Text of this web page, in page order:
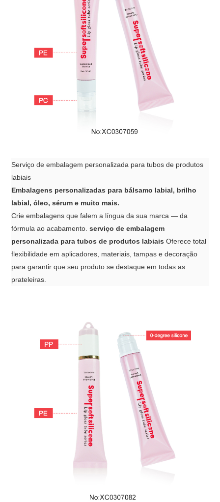
Serviço de embalagem personalizada para tubos de produtos
labiais
Embalagens personalizadas para bálsamo labial, brilho
labial, óleo, sérum e muito mais.
Crie embalagens que falem a língua da sua marca — da
fórmula ao acabamento.serviço de embalagem
personalizada para tubos de produtos labiaisOferece total
flexibilidade em aplicadores, materiais, tampas e decoração
para garantir que seu produto se destaque em todas as
prateleiras.